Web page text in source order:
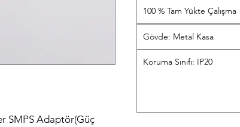
SMPS Adaptör(Güç
100 % Tam Yükte Çalışma
Gövde: Metal Kasa
Koruma Sınıfı: IP20